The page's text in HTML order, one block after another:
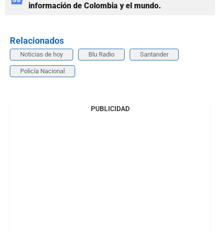
información de Colombia y el mundo.
Relacionados
Noticias de hoy Blu Radio Santander
Policía Nacional
PUBLICIDAD